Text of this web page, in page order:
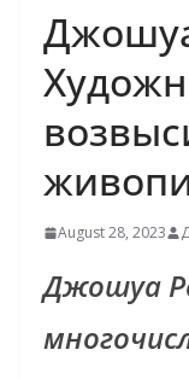
August 28, 2023
Джошуа